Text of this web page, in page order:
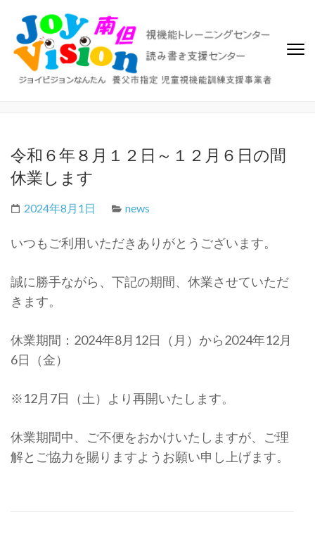
令和６年８月１２日～１２月６日の間
休業します
2024年8月1日 news
いつもご利用いただきありがとうございます。
誠に勝手ながら、下記の期間、休業させていただ
きます。
休業期間：2024年8月12日（月）から2024年12月
6日（金）
※12月7日（土）より再開いたします。
休業期間中、ご不便をおかけいたしますが、ご理
解とご協力を賜りますようお願い申し上げます。